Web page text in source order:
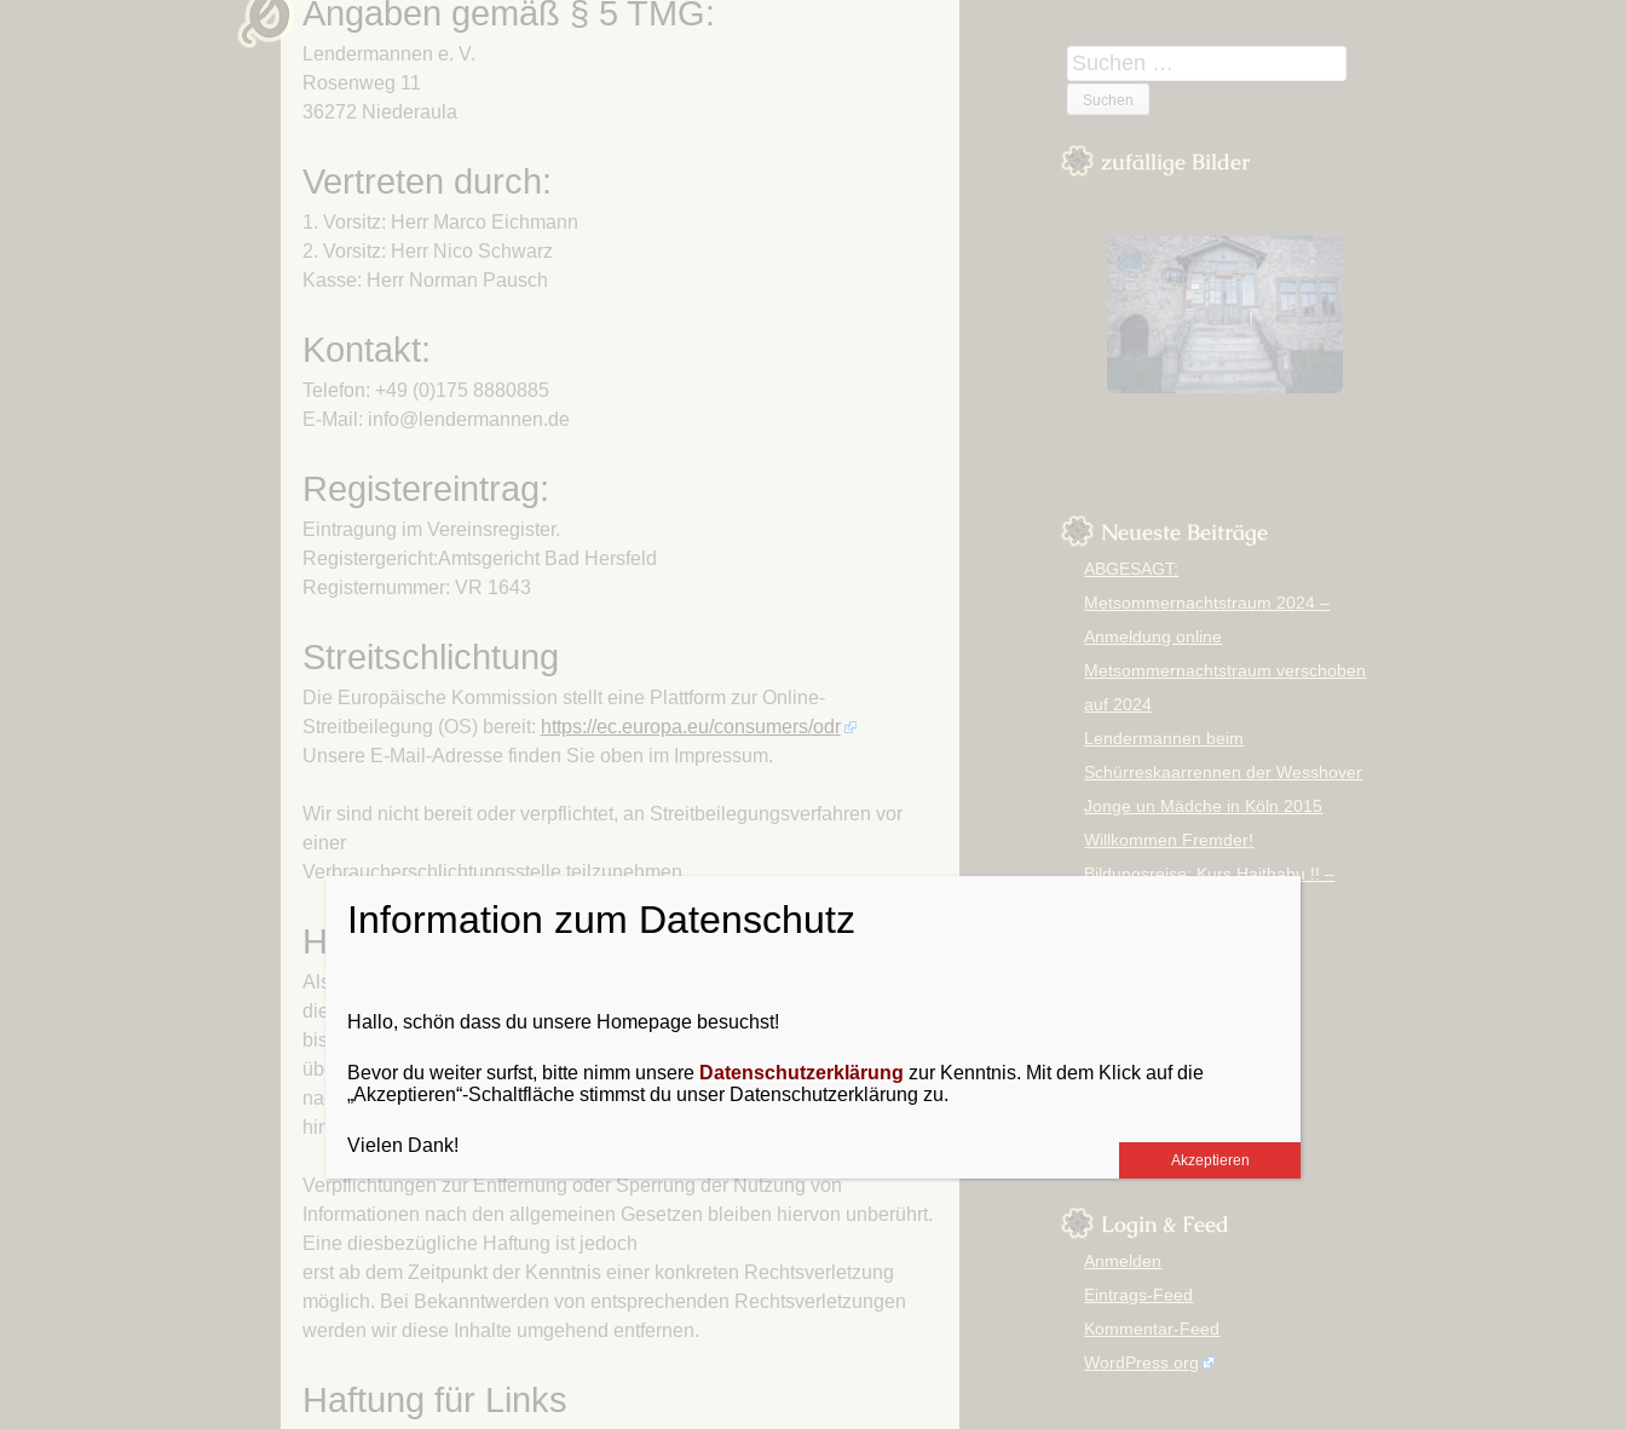
zerschlagen
Kapitel 15 – Neu-Freystadt
auf dem Winterthing
Kapitel 18 – Merseberg
Kapitel 20 – Das Land der
Drachen gehörte den Orks
Kapitel 21 – Opferschafe
Angaben gemäß § 5 TMG:
Lendermannen e. V.
Rosenweg 11
36272 Niederaula
Vertreten durch:
1. Vorsitz: Herr Marco Eichmann
2. Vorsitz: Herr Nico Schwarz
Kasse: Herr Norman Pausch
Kontakt:
Telefon: +49 (0)175 8880885
E-Mail: info@lendermannen.de
Registereintrag:
Eintragung im Vereinsregister.
Registergericht:Amtsgericht Bad Hersfeld
Registernummer: VR 1643
Streitschlichtung
Die Europäische Kommission stellt eine Plattform zur Online-
Streitbeilegung (OS) bereit: https://ec.europa.eu/consumers/odr
Unsere E-Mail-Adresse finden Sie oben im Impressum.
Wir sind nicht bereit oder verpflichtet, an Streitbeilegungsverfahren vor
einer
Verbraucherschlichtungsstelle teilzunehmen.
Haftung für Inhalte
Als Diensteanbieter sind wir gemäß § 7 Abs.1 TMG für eigene Inhalte auf
diesen Seiten nach den allgemeinen Gesetzen verantwortlich. Nach §§ 8
bis 10 TMG sind wir als Diensteanbieter jedoch nicht verpflichtet,
übermittelte oder gespeicherte fremde Informationen zu überwachen oder
nach Umständen zu forschen, die auf eine rechtswidrige Tätigkeit
hinweisen.
Verpflichtungen zur Entfernung oder Sperrung der Nutzung von
Informationen nach den allgemeinen Gesetzen bleiben hiervon unberührt.
Eine diesbezügliche Haftung ist jedoch
erst ab dem Zeitpunkt der Kenntnis einer konkreten Rechtsverletzung
möglich. Bei Bekanntwerden von entsprechenden Rechtsverletzungen
werden wir diese Inhalte umgehend entfernen.
Haftung für Links
Suchen
nach:
zufällige Bilder
Neueste Beiträge
ABGESAGT:
Metsommernachtstraum 2024 –
Anmeldung online
Metsommernachtstraum verschoben
auf 2024
Lendermannen beim
Schürreskaarrennen der Wesshover
Jonge un Mädche in Köln 2015
Willkommen Fremder!
Bildungsreise: Kurs Haithabu !! –
September 2023
Login & Feed
Anmelden
Eintrags-Feed
Kommentar-Feed
WordPress.org
Information zum Datenschutz
Hallo, schön dass du unsere Homepage besuchst!
Bevor du weiter surfst, bitte nimm unsere Datenschutzerklärung zur Kenntnis. Mit dem Klick auf die
„Akzeptieren“-Schaltfläche stimmst du unser Datenschutzerklärung zu.
Vielen Dank!
Akzeptieren